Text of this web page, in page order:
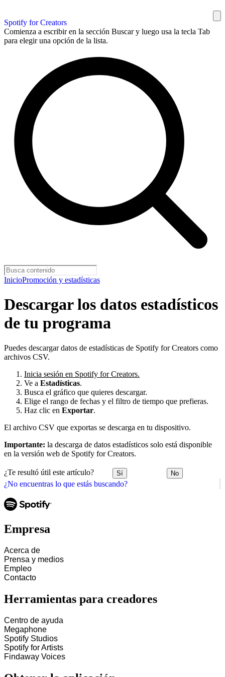
Spotify for Creators
Comienza a escribir en la sección Buscar y luego usa la tecla Tab
para elegir una opción de la lista.
InicioPromoción y estadísticas
¿No encuentras lo que estás buscando?
Descargar los datos estadísticos
de tu programa
Puedes descargar datos de estadísticas de Spotify for Creators como
archivos CSV.
Inicia sesión en Spotify for Creators.
Ve a Estadísticas.
Busca el gráfico que quieres descargar.
Elige el rango de fechas y el filtro de tiempo que prefieras.
Haz clic en Exportar.
El archivo CSV que exportas se descarga en tu dispositivo.
Importante: la descarga de datos estadísticos solo está disponible
en la versión web de Spotify for Creators.
¿Te resultó útil este artículo? Sí No
Empresa
Acerca de
Prensa y medios
Empleo
Contacto
Herramientas para creadores
Centro de ayuda
Megaphone
Spotify Studios
Spotify for Artists
Findaway Voices